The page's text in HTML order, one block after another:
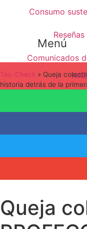
Menú
Consumo
Reseñas
Comunicados
Tec-Check » Queja
historia detrás de la
Queja